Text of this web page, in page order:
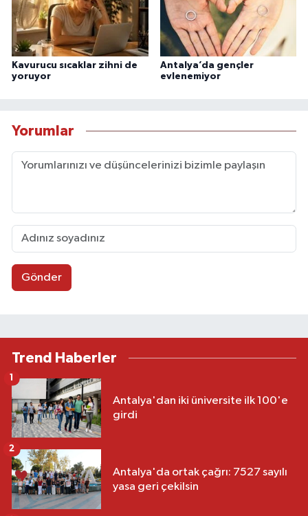
Kavurucu sıcaklar zihni de
yoruyor
Antalya’da gençler
evlenemiyor
Yorumlar
Gönder
Trend Haberler
Antalya'dan iki üniversite ilk 100'e
girdi
Antalya'da ortak çağrı: 7527 sayılı
yasa geri çekilsin
2